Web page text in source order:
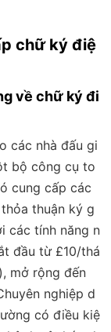
chữ ký điệ
về chữ ký đi
các nhà đấu gi
bộ công cụ to
cung cấp các
thuận ký g
các tính năng n
đầu từ £10/thá
mở rộng đến
nghiệp d
có điều kiệ